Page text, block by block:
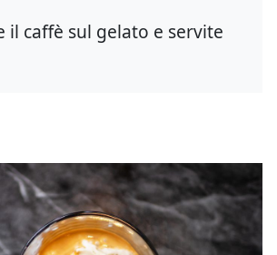
il caffè sul gelato e servite